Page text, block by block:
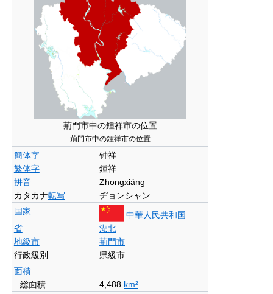
荊門市中の鍾祥市の位置
荊門市中の鍾祥市の位置
簡体字
钟祥
繁体字
鍾祥
拼音
Zhōngxiáng
カタカナ転写
ヂョンシャン
国家
中華人民共和国
省
湖北
地級市
荊門市
行政級別
県級市
面積
総面積
4,488 km²